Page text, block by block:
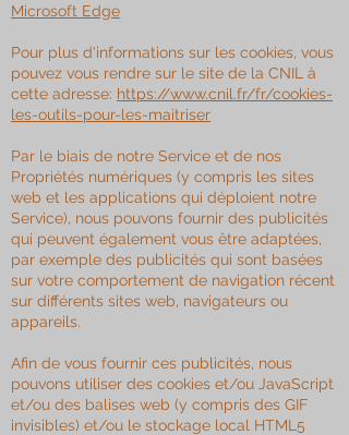
Microsoft Edge
Pour plus d'informations sur les cookies, vous
pouvez vous rendre sur le site de la CNIL à
cette adresse: https://www.cnil.fr/fr/cookies-
les-outils-pour-les-maitriser
Par le biais de notre Service et de nos
Propriétés numériques (y compris les sites
web et les applications qui déploient notre
Service), nous pouvons fournir des publicités
qui peuvent également vous être adaptées,
par exemple des publicités qui sont basées
sur votre comportement de navigation récent
sur différents sites web, navigateurs ou
appareils.
Afin de vous fournir ces publicités, nous
pouvons utiliser des cookies et/ou JavaScript
et/ou des balises web (y compris des GIF
invisibles) et/ou le stockage local HTML5